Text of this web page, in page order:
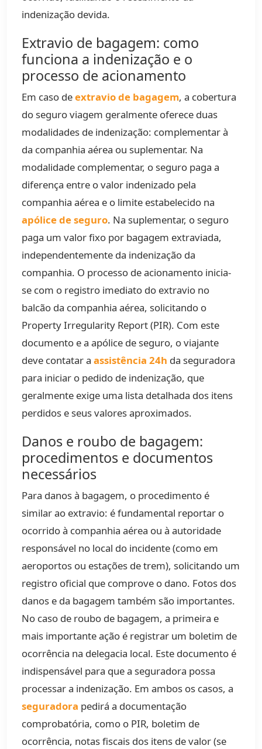
indenização devida.
Extravio de bagagem: como
funciona a indenização e o
processo de acionamento
Em caso deextravio de bagagem, a cobertura
do seguro viagem geralmente oferece duas
modalidades de indenização: complementar à
da companhia aérea ou suplementar. Na
modalidade complementar, o seguro paga a
diferença entre o valor indenizado pela
companhia aérea e o limite estabelecido na
apólice de seguro. Na suplementar, o seguro
paga um valor fixo por bagagem extraviada,
independentemente da indenização da
companhia. O processo de acionamento inicia-
se com o registro imediato do extravio no
balcão da companhia aérea, solicitando o
Property Irregularity Report (PIR). Com este
documento e a apólice de seguro, o viajante
deve contatar a assistência 24h da seguradora
para iniciar o pedido de indenização, que
geralmente exige uma lista detalhada dos itens
perdidos e seus valores aproximados.
Danos e roubo de bagagem:
procedimentos e documentos
necessários
Para danos à bagagem, o procedimento é
similar ao extravio: é fundamental reportar o
ocorrido à companhia aérea ou à autoridade
responsável no local do incidente (como em
aeroportos ou estações de trem), solicitando um
registro oficial que comprove o dano. Fotos dos
danos e da bagagem também são importantes.
No caso de roubo de bagagem, a primeira e
mais importante ação é registrar um boletim de
ocorrência na delegacia local. Este documento é
indispensável para que a seguradora possa
processar a indenização. Em ambos os casos, a
seguradora pedirá a documentação
comprobatória, como o PIR, boletim de
ocorrência, notas fiscais dos itens de valor (se